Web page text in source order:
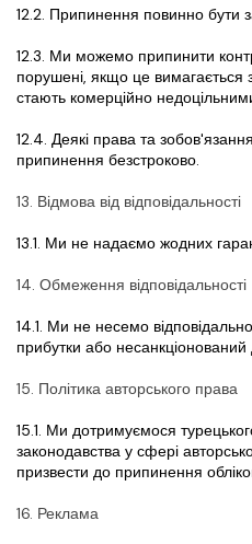
12.2. Припинення повинно бути
12.3. Ми можемо припинити
порушені, якщо це
стають комерційно
12.4. Деякі права та
припинення безстроково.
13. Відмова від відповідальності
13.1. Ми не надаємо жодних
14. Обмеження відповідальності
14.1. Ми не несемо
прибутки або несанкціонований
15. Політика авторського права
15.1. Ми дотримуємося
законодавства у сфері
призвести до припинення
16. Реклама